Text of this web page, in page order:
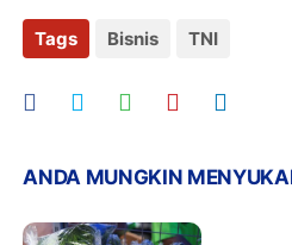
Tags Bisnis TNI
ANDA MUNGKIN